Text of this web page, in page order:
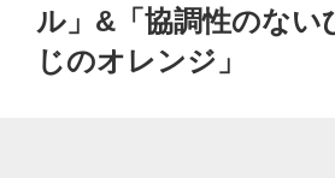
ル」&「協調性のない
じのオレンジ」